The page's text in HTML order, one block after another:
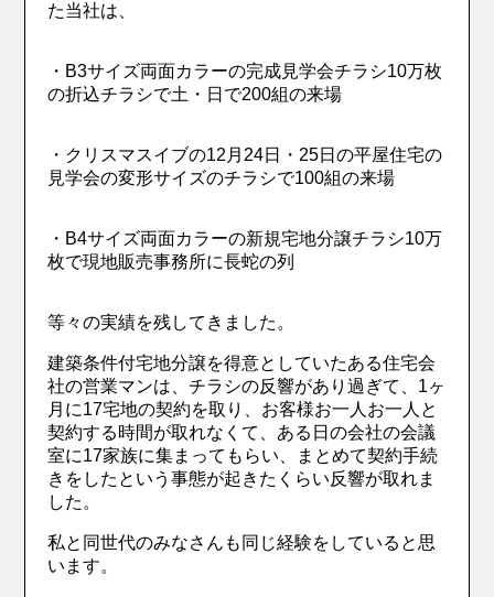
た当社は、
・B3サイズ両面カラーの完成見学会チラシ10万枚
の折込チラシで土・日で200組の来場
・クリスマスイブの12月24日・25日の平屋住宅の
見学会の変形サイズのチラシで100組の来場
・B4サイズ両面カラーの新規宅地分譲チラシ10万
枚で現地販売事務所に長蛇の列
等々の実績を残してきました。
建築条件付宅地分譲を得意としていたある住宅会
社の営業マンは、チラシの反響があり過ぎて、1ヶ
月に17宅地の契約を取り、お客様お一人お一人と
契約する時間が取れなくて、ある日の会社の会議
室に17家族に集まってもらい、まとめて契約手続
きをしたという事態が起きたくらい反響が取れま
した。
私と同世代のみなさんも同じ経験をしていると思
います。